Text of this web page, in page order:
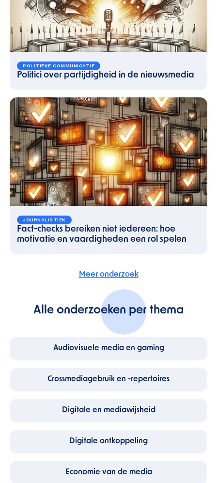
POLITIEKE COMMUNICATIE
Politici over partijdigheid in de nieuwsmedia
JOURNALISTIEK
Fact-checks bereiken niet iedereen: hoe
motivatie en vaardigheden een rol spelen
Meer onderzoek
Alle onderzoeken per thema
Audiovisuele media en gaming
Crossmediagebruik en -repertoires
Digitale en mediawijsheid
Digitale ontkoppeling
Economie van de media